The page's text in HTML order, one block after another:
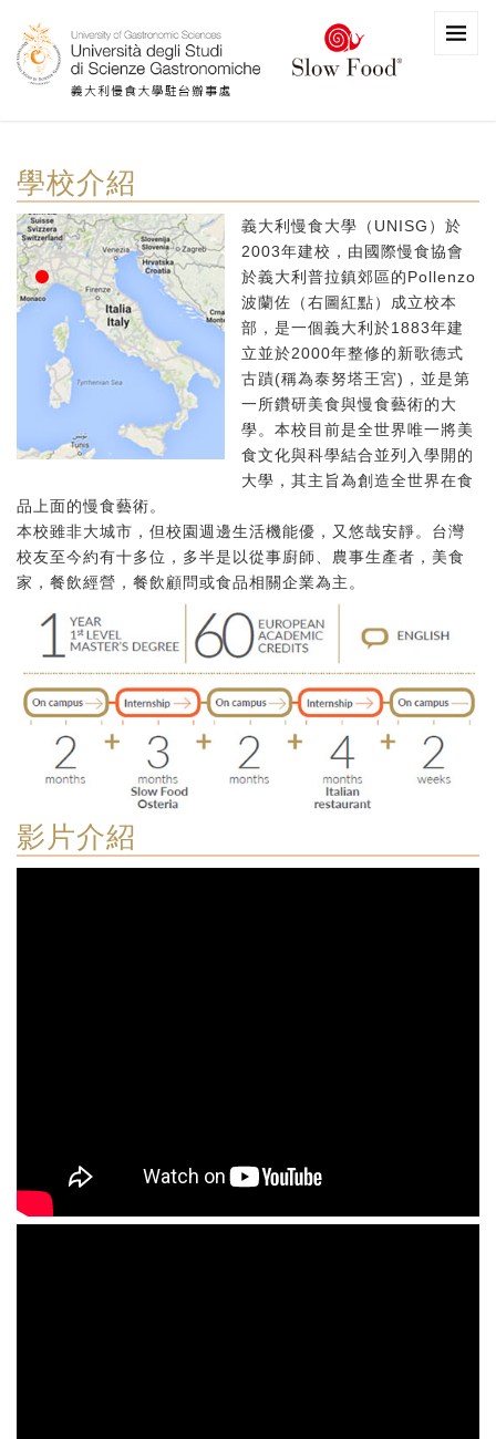
學校介紹
義大利慢食大學（UNISG）於
2003年建校，由國際慢食協會
於義大利普拉鎮郊區的Pollenzo
波蘭佐（右圖紅點）成立校本
部，是一個義大利於1883年建
立並於2000年整修的新歌德式
古蹟(稱為泰努塔王宮)，並是第
一所鑽研美食與慢食藝術的大
學。本校目前是全世界唯一將美
食文化與科學結合並列入學開的
大學，其主旨為創造全世界在食
品上面的慢食藝術。
本校雖非大城市，但校園週邊生活機能優，又悠哉安靜。台灣
校友至今約有十多位，多半是以從事廚師、農事生產者，美食
家，餐飲經營，餐飲顧問或食品相關企業為主。
影片介紹